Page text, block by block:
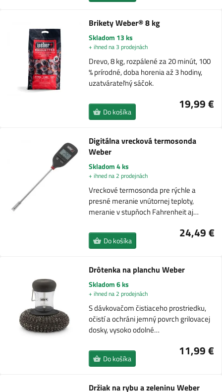
Brikety Weber® 8 kg
Skladom 13 ks
+ ihned na 3 prodejnách
Drevo, 8 kg, rozpálené za 20 minút, 100
% prírodné, doba horenia až 3 hodiny,
uzatvárateľný sáčok.
19,99 €
Do košíka
Digitálna vrecková termosonda
Weber
Skladom 4 ks
+ ihned na 2 prodejnách
Vreckové termosonda pre rýchle a
presné meranie vnútornej teploty,
meranie v stupňoch Fahrenheit aj…
24,49 €
Do košíka
Drôtenka na planchu Weber
Skladom 6 ks
+ ihned na 2 prodejnách
S dávkovačom čistiaceho prostriedku,
očistí a ochráni jemný povrch grilovacej
dosky, vysoko odolné…
11,99 €
Do košíka
Držiak na rybu a zeleninu Weber